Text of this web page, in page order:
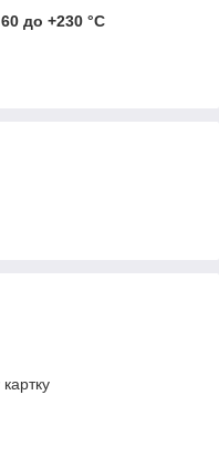
60 до +230 °С